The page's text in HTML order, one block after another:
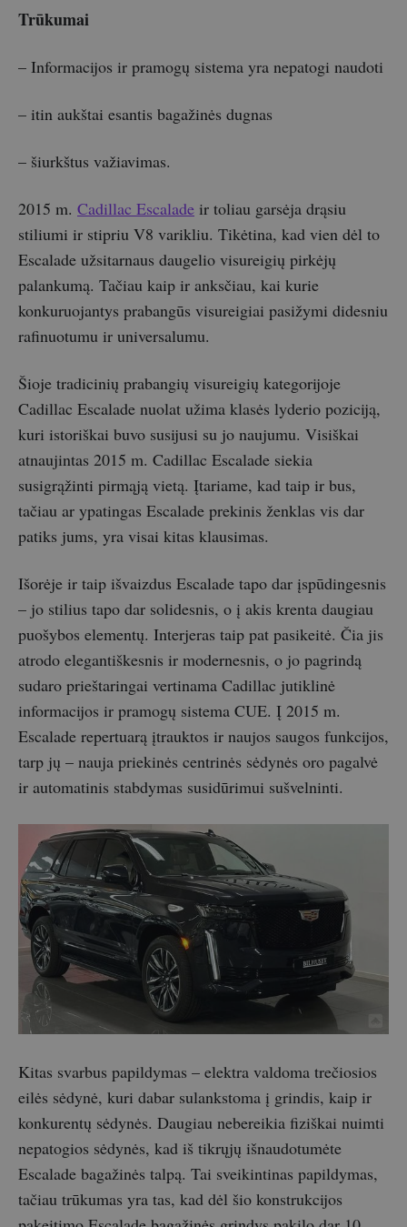
Trūkumai
– Informacijos ir pramogų sistema yra nepatogi naudoti
– itin aukštai esantis bagažinės dugnas
– šiurkštus važiavimas.
2015 m. Cadillac Escalade ir toliau garsėja drąsiu
stiliumi ir stipriu V8 varikliu. Tikėtina, kad vien dėl to
Escalade užsitarnaus daugelio visureigių pirkėjų
palankumą. Tačiau kaip ir anksčiau, kai kurie
konkuruojantys prabangūs visureigiai pasižymi didesniu
rafinuotumu ir universalumu.
Šioje tradicinių prabangių visureigių kategorijoje
Cadillac Escalade nuolat užima klasės lyderio poziciją,
kuri istoriškai buvo susijusi su jo naujumu. Visiškai
atnaujintas 2015 m. Cadillac Escalade siekia
susigrąžinti pirmąją vietą. Įtariame, kad taip ir bus,
tačiau ar ypatingas Escalade prekinis ženklas vis dar
patiks jums, yra visai kitas klausimas.
Išorėje ir taip išvaizdus Escalade tapo dar įspūdingesnis
– jo stilius tapo dar solidesnis, o į akis krenta daugiau
puošybos elementų. Interjeras taip pat pasikeitė. Čia jis
atrodo elegantiškesnis ir modernesnis, o jo pagrindą
sudaro prieštaringai vertinama Cadillac jutiklinė
informacijos ir pramogų sistema CUE. Į 2015 m.
Escalade repertuarą įtrauktos ir naujos saugos funkcijos,
tarp jų – nauja priekinės centrinės sėdynės oro pagalvė
ir automatinis stabdymas susidūrimui sušvelninti.
Kitas svarbus papildymas – elektra valdoma trečiosios
eilės sėdynė, kuri dabar sulankstoma į grindis, kaip ir
konkurentų sėdynės. Daugiau nebereikia fiziškai nuimti
nepatogios sėdynės, kad iš tikrųjų išnaudotumėte
Escalade bagažinės talpą. Tai sveikintinas papildymas,
tačiau trūkumas yra tas, kad dėl šio konstrukcijos